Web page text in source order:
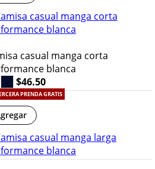
casual manga corta
blanca
$46.50
PRENDA GRATIS